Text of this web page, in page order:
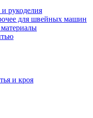
рукоделия
для швейных машин
и кроя